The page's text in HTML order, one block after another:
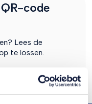
code
Lees de
te lossen.